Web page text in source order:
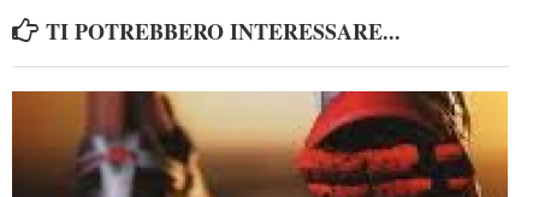
TI POTREBBERO INTERESSARE...